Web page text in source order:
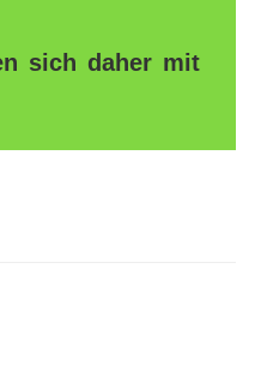
sich daher mit